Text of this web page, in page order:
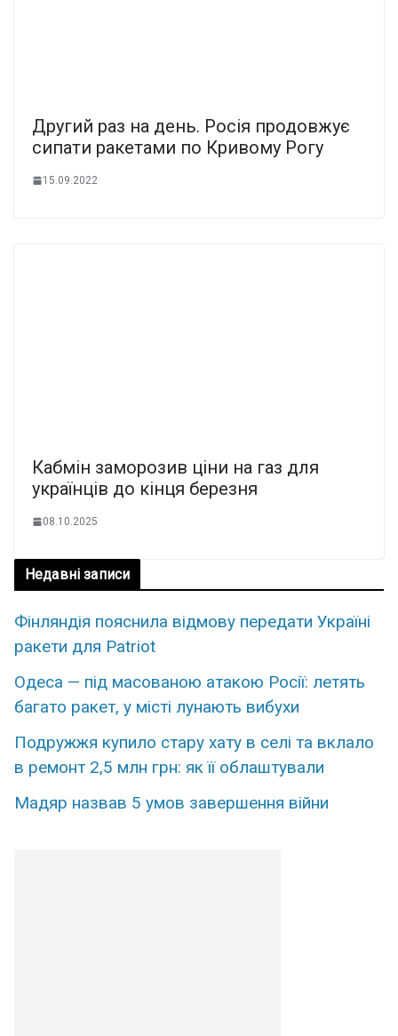
Другий раз на день. Росія продовжує
сипати ракетами по Кривому Рогу
15.09.2022
Кабмін заморозив ціни на газ для
українців до кінця березня
08.10.2025
Недавні записи
Фінляндія пояснила відмову передати Україні
ракети для Patriot
Одеса — під масованою атакою Росії: летять
багато ракет, у місті лунають вибухи
Подружжя купило стару хату в селі та вклало
в ремонт 2,5 млн грн: як її облаштували
Мадяр назвав 5 умов завершення війни